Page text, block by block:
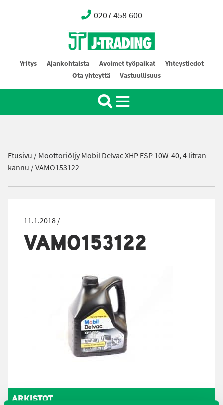
0207 458 600
Oy J-Trading Ab
Yritys Ajankohtaista Avoimet työpaikat
Yhteystiedot
Ota yhteyttä
Vastuullisuus
Etusivu /Moottoriöljy Mobil Delvac XHP ESP 10W-40, 4 litran
kannu /VAMO153122
11.1.2018 /
VAMO153122
ARKISTOT